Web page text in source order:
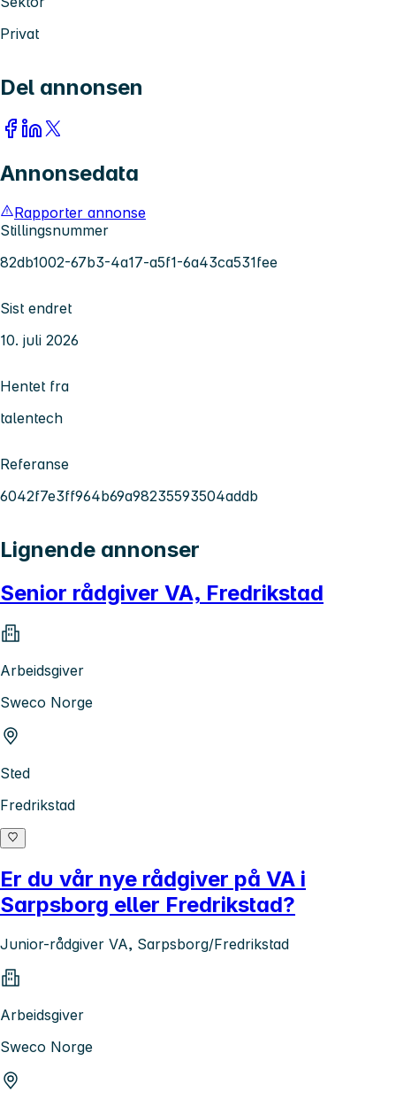
Privat
Del annonsen
Annonsedata
Rapporter annonse
Stillingsnummer
82db1002-67b3-4a17-a5f1-6a43ca531fee
Sist endret
10. juli 2026
Hentet fra
talentech
Referanse
6042f7e3ff964b69a98235593504addb
Lignende annonser
Senior rådgiver VA, Fredrikstad
Arbeidsgiver
Sweco Norge
Sted
Fredrikstad
Er du vår nye rådgiver på VA i
Sarpsborg eller Fredrikstad?
Junior-rådgiver VA, Sarpsborg/Fredrikstad
Arbeidsgiver
Sweco Norge